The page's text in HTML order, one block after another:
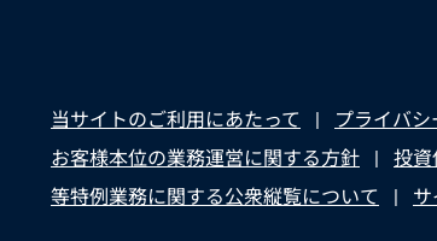
当サイトのご利用にあたって プライバ
お客様本位の業務運営に関する方針
投資
等特例業務に関する公衆縦覧について